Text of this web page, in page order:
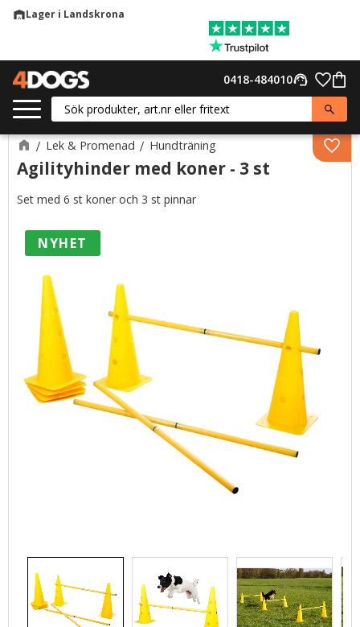
warehouseLager i Landskrona
support_agent
0418-484010
Lek & Promenad Hundträning
Agilityhinder med koner - 3 st
Set med 6 st koner och 3 st pinnar
NYHET